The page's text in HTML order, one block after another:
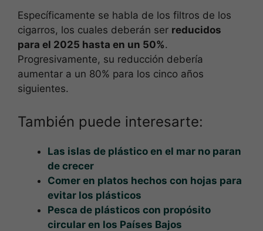
Específicamente se habla de los filtros de los
cigarros, los cuales deberán ser reducidos
para el 2025 hasta en un 50%.
Progresivamente, su reducción debería
aumentar a un 80% para los cinco años
siguientes.
También puede interesarte:
Las islas de plástico en el mar no paran
de crecer
Comer en platos hechos con hojas para
evitar los plásticos
Pesca de plásticos con propósito
circular en los Países Bajos